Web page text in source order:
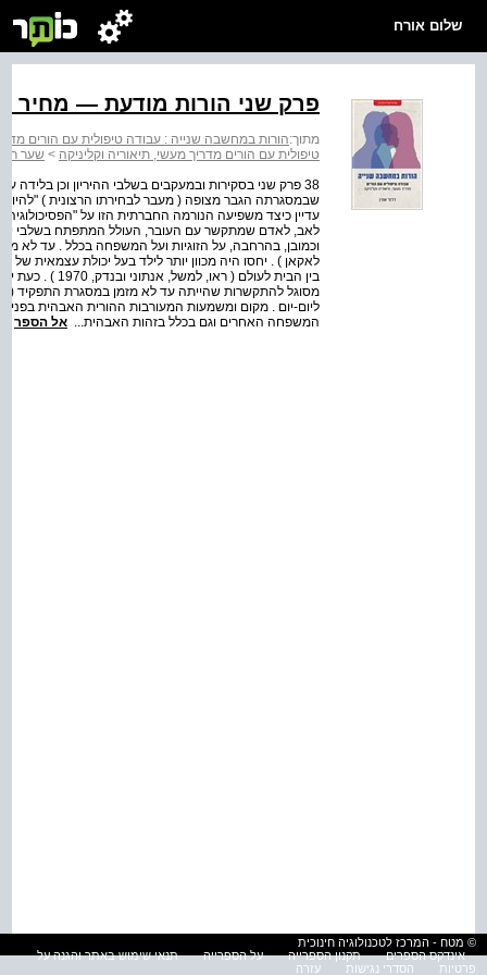
שלום אורח
פרק שני הורות מודעת — מחיר
מתוך:הורות במחשבה שנייה : עבודה טיפולית עם הורים
טיפולית עם הורים מדריך מעשי, תיאוריה וקליניקה > שער
38 פרק שני בסקירות ובמעקבים בשלבי ההיריון וכן
שבמסגרתה הגבר מצופה ( מעבר לבחירתו הרצונית )
עדיין כיצד משפיעה הנורמה החברתית הזו על
לאב, לאדם שמתקשר עם העובר, העולל המתפתח בשלבי
וכמובן, בהרחבה, על הזוגיות ועל המשפחה בכלל . עד לא
לאקאן ) . יחסו היה מכוון יותר לילד בעל יכולת עצמאית
בין הבית
ליום-יום . מקום ומשמעות המעורבות ההורית האבהית
המשפחה האחרים וגם בכלל בזהות האבהית... אל הספר
© מטח - המרכז לטכנולוגיה חינוכית
אינדקס הספרים
תקנון הספרייה על הספרייה
תנאי שימוש באתר והגנה על
פרטיות
הסדרי נגישות עזרה